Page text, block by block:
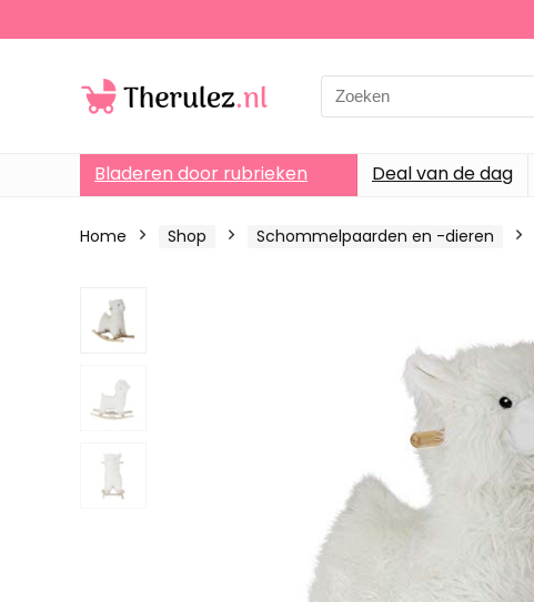
Search
for:
Bladeren door rubrieken Deal van de dag
Home Shop Schommelpaarden en -dieren